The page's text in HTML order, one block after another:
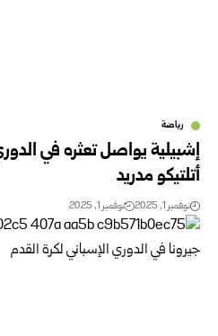
رياضة
إشبيلية يواصل تعثره في
أتلتيكو مدريد
نوفمبر 1, 2025 نوفمبر 1, 2025